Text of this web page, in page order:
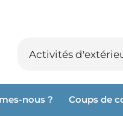
nous ? Coups de